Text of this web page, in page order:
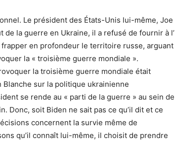
Le président des États-Unis lui-même, Joe
de la guerre en Ukraine, il a refusé de fournir à l’
en profondeur le territoire russe, arguant
la « troisième guerre mondiale ».
la troisième guerre mondiale était
sur la politique ukrainienne
se rende au « parti de la guerre » au sein de
Donc, soit Biden ne sait pas ce qu’il dit et ce
concernent la survie même de
qu’il connaît lui-même, il choisit de prendre